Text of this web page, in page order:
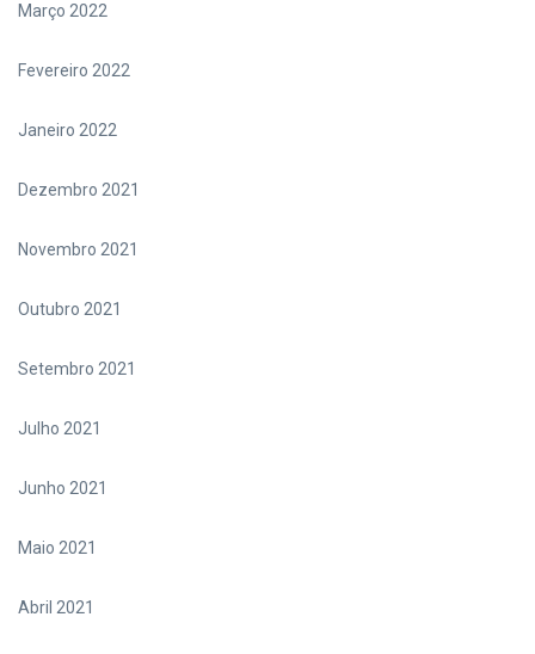
Março 2022
Fevereiro 2022
Janeiro 2022
Dezembro 2021
Novembro 2021
Outubro 2021
Setembro 2021
Julho 2021
Junho 2021
Maio 2021
Abril 2021